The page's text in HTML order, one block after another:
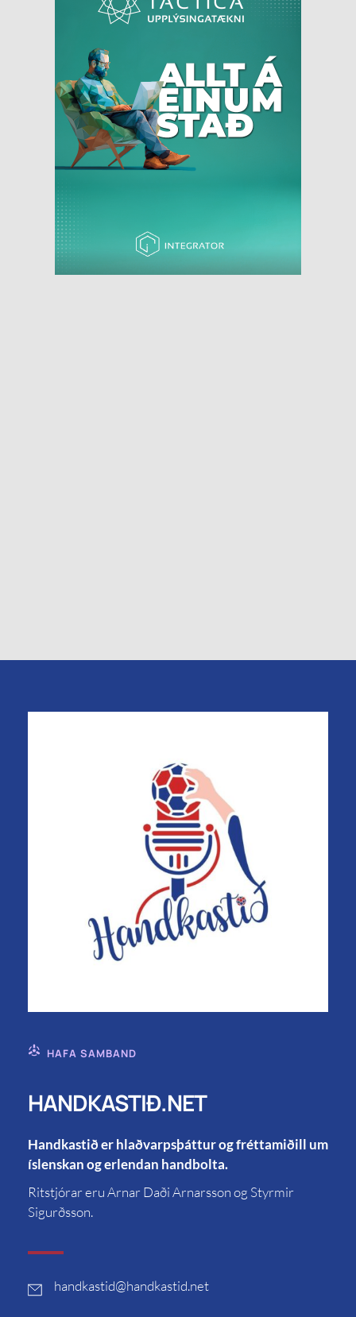
HAFA SAMBAND
HANDKASTIÐ.NET
Handkastið er hlaðvarpsþáttur og fréttamiðill um
íslenskan og erlendan handbolta.
Ritstjórar eru Arnar Daði Arnarsson og Styrmir
Sigurðsson.
handkastid@handkastid.net